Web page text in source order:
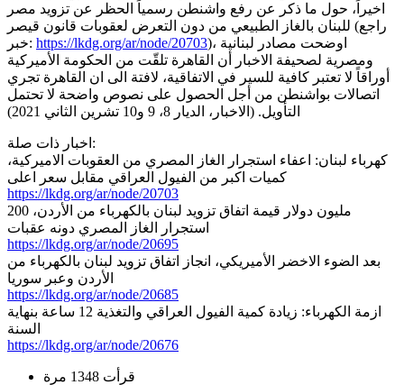
اخيراً، حول ما ذكر عن رفع واشنطن رسمياً الحظر عن تزويد مصر
للبنان بالغاز الطبيعي من دون التعرض لعقوبات قانون قيصر (راجع
خبر: https://lkdg.org/ar/node/20703)، اوضحت مصادر لبنانية
ومصرية لصحيفة الاخبار أن القاهرة تلقّت من الحكومة الأميركية
أوراقاً لا تعتبر كافية للسير في الاتفاقية، لافتة الى ان القاهرة تجري
اتصالات بواشنطن من أجل الحصول على نصوص واضحة لا تحتمل
التأويل. (الاخبار، الديار 8، 9 و10 تشرين الثاني 2021)
اخبار ذات صلة:
كهرباء لبنان: اعفاء استجرار الغاز المصري من العقوبات الاميركية،
كميات اكبر من الفيول العراقي مقابل سعر اعلى
https://lkdg.org/ar/node/20703
200 مليون دولار قيمة اتفاق تزويد لبنان بالكهرباء من الأردن،
استجرار الغاز المصري دونه عقبات
https://lkdg.org/ar/node/20695
بعد الضوء الاخضر الأميريكي، انجاز اتفاق تزويد لبنان بالكهرباء من
الأردن وعبر سوريا
https://lkdg.org/ar/node/20685
ازمة الكهرباء: زيادة كمية الفيول العراقي والتغذية 12 ساعة بنهاية
السنة
https://lkdg.org/ar/node/20676
قرأت 1348 مرة